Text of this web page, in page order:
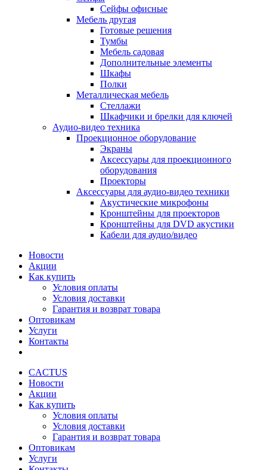
Сейфы офисные
Мебель другая
Готовые решения
Тумбы
Мебель садовая
Дополнительные элементы
Шкафы
Полки
Металлическая мебель
Стеллажи
Шкафчики и брелки для ключей
Аудио-видео техника
Проекционное оборудование
Экраны
Аксессуары для проекционного
оборудования
Проекторы
Аксессуары для аудио-видео техники
Акустические микрофоны
Кронштейны для проекторов
Кронштейны для DVD акустики
Кабели для аудио/видео
Новости
Акции
Как купить
Условия оплаты
Условия доставки
Гарантия и возврат товара
Оптовикам
Услуги
Контакты
CACTUS
Новости
Акции
Как купить
Условия оплаты
Условия доставки
Гарантия и возврат товара
Оптовикам
Услуги